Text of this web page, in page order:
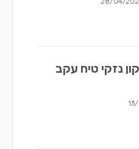
נזקי טיח עקב